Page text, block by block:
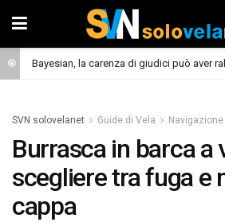
SVN solovelanet Guide di Vela Navigazione
Burrasca in barca a
scegliere tra fuga e
cappa